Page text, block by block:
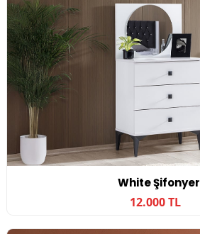
White Şifonyer
12.000 TL